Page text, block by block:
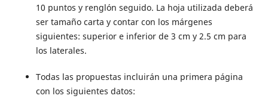
10 puntos y renglón seguido. La hoja utilizada deberá
ser tamaño carta y contar con los márgenes
siguientes: superior e inferior de 3 cm y 2.5 cm para
los laterales.
Todas las propuestas incluirán una primera página
con los siguientes datos: